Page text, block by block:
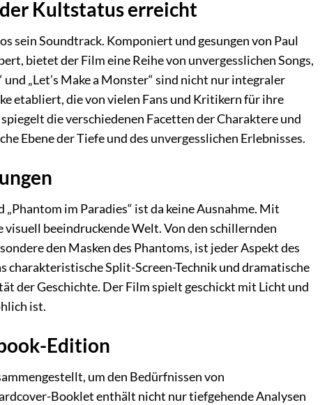
der Kultstatus erreicht
sein Soundtrack. Komponiert und gesungen von Paul
bietet der Film eine Reihe von unvergesslichen Songs,
„Let’s Make a Monster“ sind nicht nur integraler
etabliert, die von vielen Fans und Kritikern für ihre
die verschiedenen Facetten der Charaktere und
Ebene der Tiefe und des unvergesslichen Erlebnisses.
im Paradies“ ist da keine Ausnahme. Mit
beeindruckende Welt. Von den schillernden
den Masken des Phantoms, ist jeder Aspekt des
charakteristische Split-Screen-Technik und dramatische
der Geschichte. Der Film spielt geschickt mit Licht und
ist.
Edition
um den Bedürfnissen von
Booklet enthält nicht nur tiefgehende Analysen